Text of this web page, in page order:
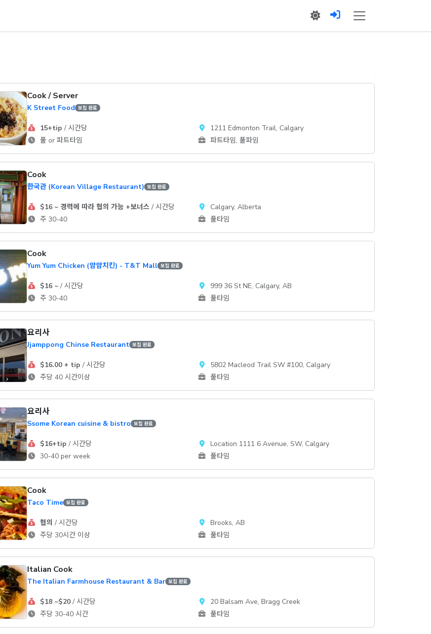
Cook / Server
K Street Food 모집 완료
15+tip / 시간당
1211 Edmonton Trail, Calgary
풀 or 파트타임
파트타임, 풀파임
Cook
한국관 (Korean Village Restaurant) 모집 완료
$16 ~ 경력에 따라 협의 가능 +보너스 / 시간당
Calgary, Alberta
주 30-40
풀타임
Cook
Yum Yum Chicken (얌얌치킨) - T&T Mall 모집 완료
$16 ~/ 시간당
999 36 St NE, Calgary, AB
주 30-40
풀타임
요리사
Jjamppong Chinse Restaurant 모집 완료
$16.00 + tip / 시간당
5802 Macleod Trail SW #100, Calgary
주당 40 시간이상
풀타임
요리사
Ssome Korean cuisine & bistro 모집 완료
$16+tip / 시간당
Location 1111 6 Avenue, SW, Calgary
30-40 per week
풀타임
Cook
Taco Time 모집 완료
협의 / 시간당
Brooks, AB
주당 30시간 이상
풀타임
Italian Cook
The Italian Farmhouse Restaurant & Bar 모집 완료
$18 ~$20/ 시간당
20 Balsam Ave, Bragg Creek
주당 30-40 시간
풀타임